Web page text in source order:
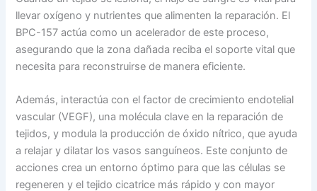
llevar oxígeno y nutrientes que alimenten la reparación. El
BPC-157 actúa como un acelerador de este proceso,
asegurando que la zona dañada reciba el soporte vital que
necesita para reconstruirse de manera eficiente.
Además, interactúa con el factor de crecimiento endotelial
vascular (VEGF), una molécula clave en la reparación de
tejidos, y modula la producción de óxido nítrico, que ayuda
a relajar y dilatar los vasos sanguíneos. Este conjunto de
acciones crea un entorno óptimo para que las células se
regeneren y el tejido cicatrice más rápido y con mayor